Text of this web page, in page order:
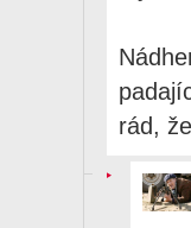
rád,